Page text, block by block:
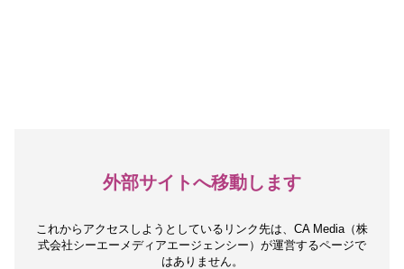
外部サイトへ移動します
これからアクセスしようとしているリンク先は、 CA Media（株
式会社シーエーメディアエージェンシー）が運営するページで
はありません。